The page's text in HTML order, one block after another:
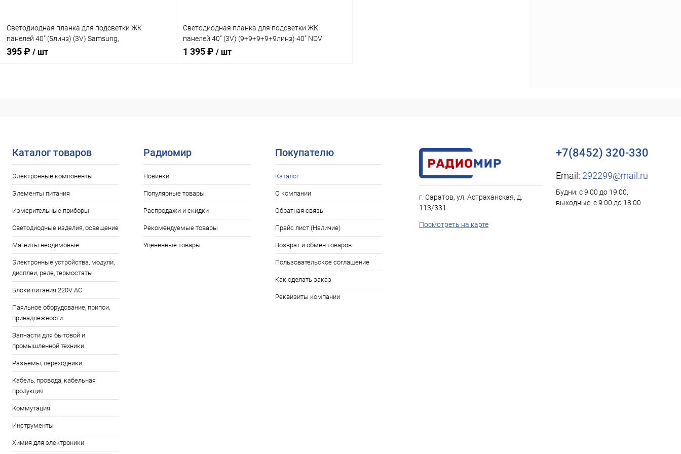
Светодиодная планка для подсветки ЖК
панелей 40" (5линз) (3V) Samsung,
2013ARC40_3228N1_5_REV1.1 (428 мм 5 линз)
395 ₽ / шт
Светодиодная планка для подсветки ЖК
панелей 40" (3V) (9+9+9+9+9линз) 40" NDV
REV1.0 (комплект из 5 планок по 354 мм 9 линз)
1 395 ₽ / шт
Каталог товаров
Электронные компоненты
Элементы питания
Измерительные приборы
Светодиодные изделия, освещение
Магниты неодимовые
Электронные устройства, модули,
дисплеи, реле, термостаты
Блоки питания 220V AC
Паяльное оборудование, припои,
принадлежности
Запчасти для бытовой и
промышленной техники
Разъемы, переходники
Кабель, провода, кабельная
продукция
Коммутация
Инструменты
Химия для электроники
Радиомир
Новинки
Популярные товары
Распродажи и скидки
Рекомендуемые товары
Уцененные товары
Покупателю
Каталог
О компании
Обратная связь
Прайс лист (Наличие)
Возврат и обмен товаров
Пользовательское соглашение
Как сделать заказ
Реквизиты компании
г. Саратов, ул. Астраханская, д.
113/331
Посмотреть на карте
+7(8452) 320-330
Email: 292299@mail.ru
Будни: с 9:00 до 19:00,
выходные: с 9:00 до 18:00